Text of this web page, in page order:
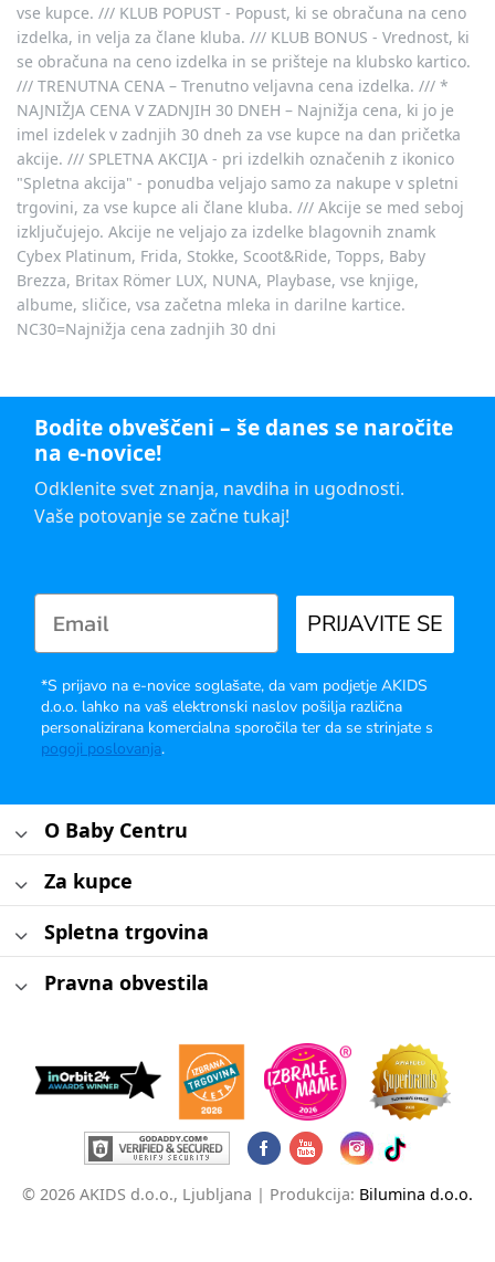
vse kupce. /// KLUB POPUST - Popust, ki se obračuna na ceno
izdelka, in velja za člane kluba. /// KLUB BONUS - Vrednost, ki
se obračuna na ceno izdelka in se prišteje na klubsko kartico.
/// TRENUTNA CENA – Trenutno veljavna cena izdelka. /// *
NAJNIŽJA CENA V ZADNJIH 30 DNEH – Najnižja cena, ki jo je
imel izdelek v zadnjih 30 dneh za vse kupce na dan pričetka
akcije. /// SPLETNA AKCIJA - pri izdelkih označenih z ikonico
"Spletna akcija" - ponudba veljajo samo za nakupe v spletni
trgovini, za vse kupce ali člane kluba. /// Akcije se med seboj
izključujejo. Akcije ne veljajo za izdelke blagovnih znamk
Cybex Platinum, Frida, Stokke, Scoot&Ride, Topps, Baby
Brezza, Britax Römer LUX, NUNA, Playbase, vse knjige,
albume, sličice, vsa začetna mleka in darilne kartice.
NC30=Najnižja cena zadnjih 30 dni
Bodite obveščeni – še danes se naročite
na e-novice!
Odklenite svet znanja, navdiha in ugodnosti.
Vaše potovanje se začne tukaj!
PRIJAVITE SE
*S prijavo na e-novice soglašate, da vam podjetje AKIDS
d.o.o. lahko na vaš elektronski naslov pošilja različna
personalizirana komercialna sporočila ter da se strinjate s
pogoji poslovanja.
O Baby Centru
Za kupce
Spletna trgovina
Pravna obvestila
© 2026 AKIDS d.o.o., Ljubljana | Produkcija: Bilumina d.o.o.